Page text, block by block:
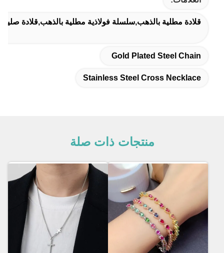
قلادة مطلية بالذهب,سلسلة فولاذية مطلية بالذهب,قلادة صليب
Gold Plated Steel Chain
Stainless Steel Cross Necklace
منتجات ذات صلة